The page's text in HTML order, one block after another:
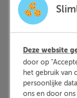
Uitdaging
Bij
bekende
antwoord
Deze website
door op
het gebruik van
persoonlijke
ons en door